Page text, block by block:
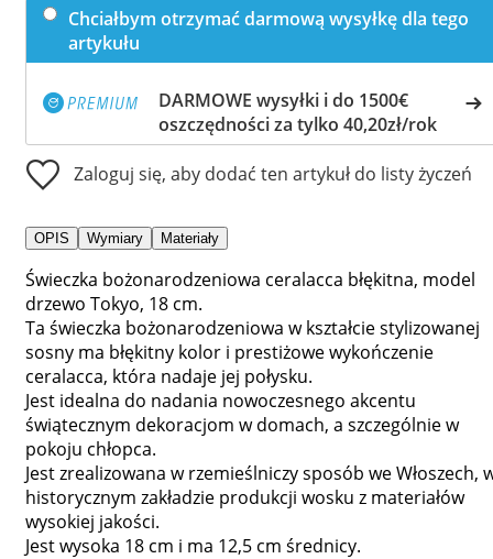
Chciałbym otrzymać darmową wysyłkę dla tego
artykułu
DARMOWE wysyłki i do 1500€
oszczędności za tylko 40,20zł/rok
Zaloguj się, aby dodać ten artykuł do listy życzeń
OPIS Wymiary Materiały
Świeczka bożonarodzeniowa ceralacca błękitna, model
drzewo Tokyo, 18 cm.
Ta świeczka bożonarodzeniowa w kształcie stylizowanej
sosny ma błękitny kolor i prestiżowe wykończenie
ceralacca, która nadaje jej połysku.
Jest idealna do nadania nowoczesnego akcentu
świątecznym dekoracjom w domach, a szczególnie w
pokoju chłopca.
Jest zrealizowana w rzemieślniczy sposób we Włoszech,
historycznym zakładzie produkcji wosku z materiałów
wysokiej jakości.
Jest wysoka 18 cm i ma 12,5 cm średnicy.